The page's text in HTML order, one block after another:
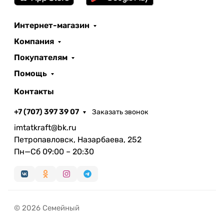
Интернет-магазин
Компания
Покупателям
Помощь
Контакты
+7 (707) 397 39 07 Заказать звонок
imtatkraft@bk.ru
Петропавловск, Назарбаева, 252
Пн—Сб 09:00 – 20:30
© 2026 Семейный